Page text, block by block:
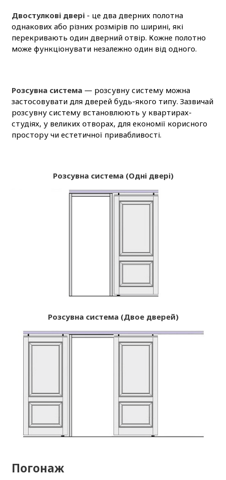
Двостулкові двері- це два дверних полотна
однакових або різних розмірів по ширині, які
перекривають один дверний отвір. Кожне полотно
може функціонувати незалежно один від одного.
Розсувна система— розсувну систему можна
застосовувати для дверей будь-якого типу. Зазвичай
розсувну систему встановлюють у квартирах-
студіях, у великих отворах, для економії корисного
простору чи естетичної привабливості.
Розсувна система (Одні двері)
Розсувна система (Двое дверей)
Погонаж